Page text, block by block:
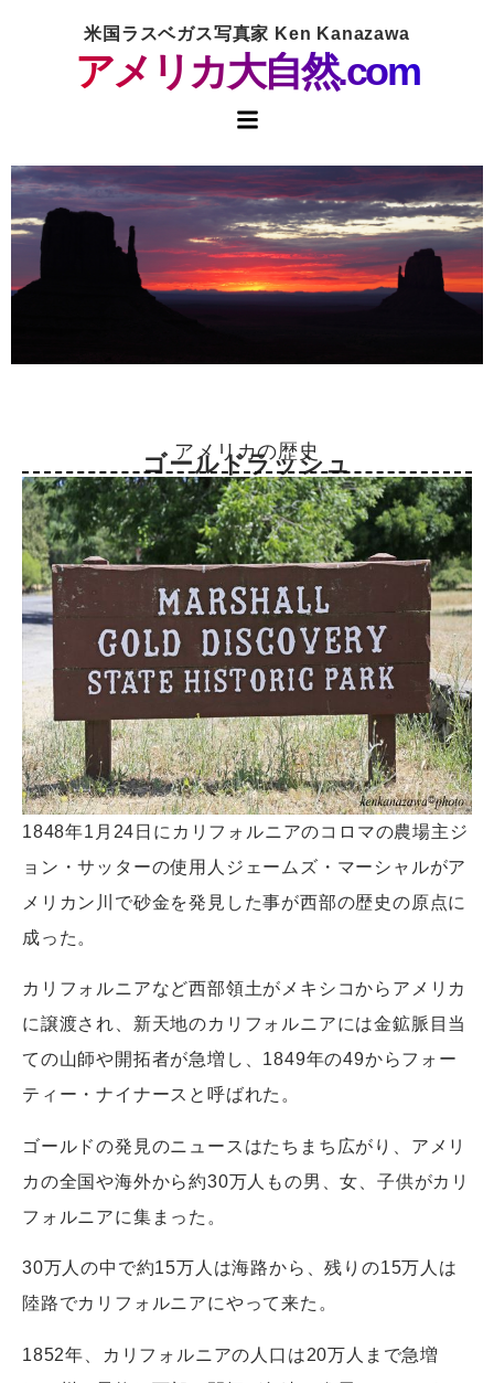
米国ラスベガス写真家 Ken Kanazawa
アメリカ大自然.com
アメリカの歴史
ゴールドラッシュ
1848年1月24日にカリフォルニアのコロマの農場主ジ
ョン・サッターの使用人ジェームズ・マーシャルがア
メリカン川で砂金を発見した事が西部の歴史の原点に
成った。
カリフォルニアなど西部領土がメキシコからアメリカ
に譲渡され、新天地のカリフォルニアには金鉱脈目当
ての山師や開拓者が急増し、1849年の49からフォー
ティー・ナイナースと呼ばれた。
ゴールドの発見のニュースはたちまち広がり、アメリ
カの全国や海外から約30万人もの男、女、子供がカリ
フォルニアに集まった。
30万人の中で約15万人は海路から、残りの15万人は
陸路でカリフォルニアにやって来た。
1852年、カリフォルニアの人口は20万人まで急増